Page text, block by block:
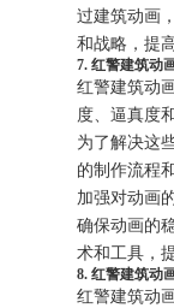
过建筑动画
和战略，提
7. 红警建筑动
红警建筑动
度、逼真度
为了解决这
的制作流程
加强对动画
确保动画的
术和工具，
8. 红警建筑动
红警建筑动